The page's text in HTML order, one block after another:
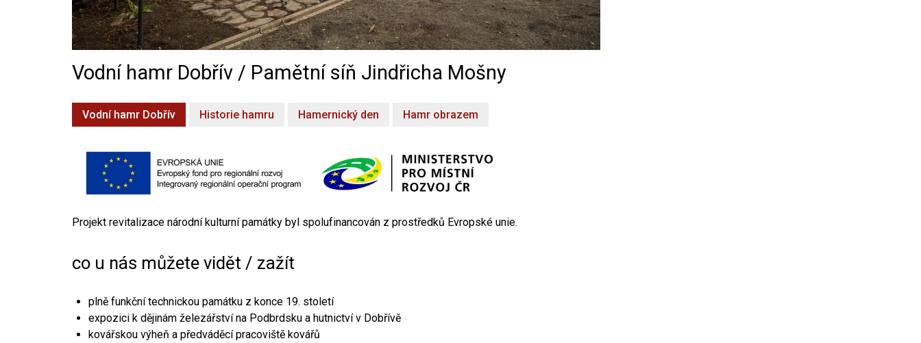
Vodní hamr Dobřív / Pamětní síň Jindřicha Mošny
Vodní hamr Dobřív Historie hamru Hamernický den Hamr obrazem
Projekt revitalizace národní kulturní památky byl spolufinancován z prostředků Evropské unie.
co u nás můžete vidět / zažít
plně funkční technickou památku z konce 19. století
expozici k dějinám železářství na Podbrdsku a hutnictví v Dobřívě
kovářskou výheň a předváděcí pracoviště kovářů